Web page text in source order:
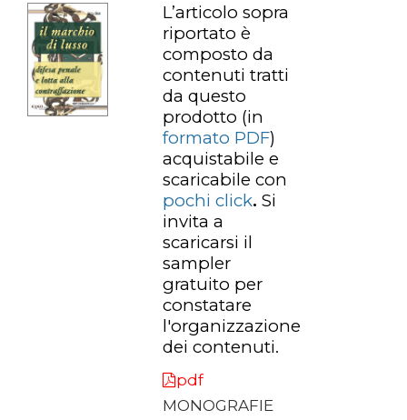
L’articolo sopra
riportato è
composto da
contenuti tratti
da questo
prodotto (in
formato PDF)
acquistabile e
scaricabile con
pochi click. Si
invita a
scaricarsi il
sampler
gratuito per
constatare
l'organizzazione
dei contenuti.
pdf
MONOGRAFIE